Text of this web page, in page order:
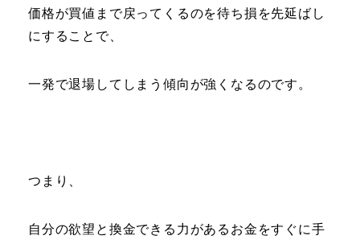
価格が買値まで戻ってくるのを待ち損を先延ばし
にすることで、
一発で退場してしまう傾向が強くなるのです。
つまり、
自分の欲望と換金できる力があるお金をすぐに手